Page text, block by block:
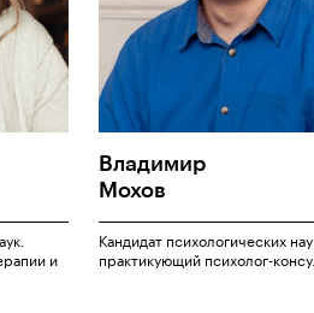
и
Владимир
Мохов
Кандидат психологических
практикующий психолог-